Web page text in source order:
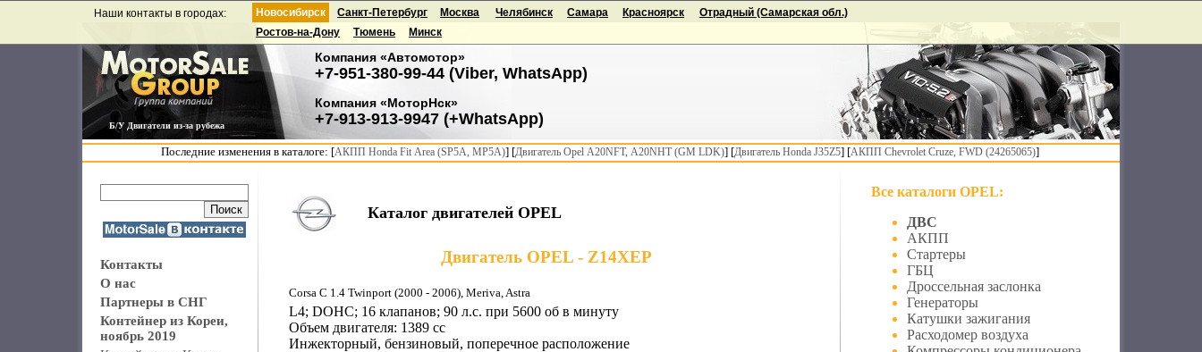
Б/У Двигатели из-за рубежа
Наши контакты в городах: Новосибирск
Компания «Автомотор»
+7-951-380-99-44 (Viber, WhatsApp)
Компания «МоторНск»
+7-913-913-9947 (+WhatsApp)
Санкт-Петербург Москва Челябинск Самара Красноярск
Отрадный (Самарская обл.)
Ростов-на-Дону
Тюмень Минск
Последние изменения в каталоге: [АКПП Honda Fit Area (SP5A, MP5A)] [Двигатель Opel A20NFT, A20NHT (GM LDK)] [Двигатель Honda J35Z5] [АКПП Chevrolet Cruze, FWD (24265065)]
Контакты
О нас
Партнеры в СНГ
Контейнер из Кореи,
ноябрь 2019
Каталог двигателей OPEL
Двигатель OPEL - Z14XEP
Corsa C 1.4 Twinport (2000 - 2006), Meriva, Astra
L4; DOHC; 16 клапанов; 90 л.с. при 5600 об в минуту
Объем двигателя: 1389 cc
Инжекторный, бензиновый, поперечное расположение
Все каталоги OPEL:
ДВС
АКПП
Стартеры
ГБЦ
Дроссельная заслонка
Генераторы
Катушки зажигания
Расходомер воздуха